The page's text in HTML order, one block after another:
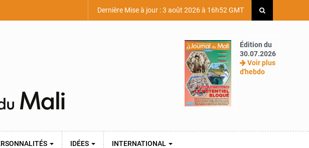
Dernière Mise à jour : 3 août 2026 à 16h52 GMT
Édition du
30.07.2026
Voir plus
d'hebdo
IDÉES INTERNATIONAL